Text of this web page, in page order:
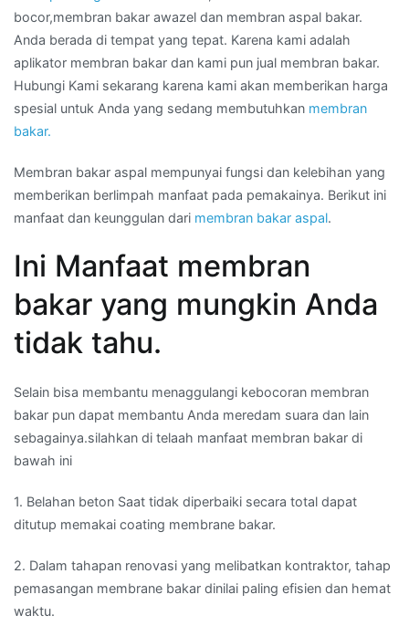
bocor,membran bakar awazel dan membran aspal bakar.
Anda berada di tempat yang tepat. Karena kami adalah
aplikator membran bakar dan kami pun jual membran bakar.
Hubungi Kami sekarang karena kami akan memberikan harga
spesial untuk Anda yang sedang membutuhkan membran
bakar.
Membran bakar aspal mempunyai fungsi dan kelebihan yang
memberikan berlimpah manfaat pada pemakainya. Berikut ini
manfaat dan keunggulan dari membran bakar aspal.
Ini Manfaat membran
bakar yang mungkin Anda
tidak tahu.
Selain bisa membantu menaggulangi kebocoran membran
bakar pun dapat membantu Anda meredam suara dan lain
sebagainya.silahkan di telaah manfaat membran bakar di
bawah ini
1. Belahan beton Saat tidak diperbaiki secara total dapat
ditutup memakai coating membrane bakar.
2. Dalam tahapan renovasi yang melibatkan kontraktor, tahap
pemasangan membrane bakar dinilai paling efisien dan hemat
waktu.